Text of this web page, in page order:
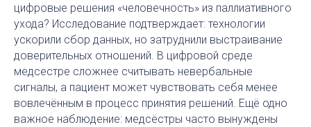
цифровые решения «человечность» из паллиативного
ухода? Исследование подтверждает: технологии
ускорили сбор данных, но затруднили выстраивание
доверительных отношений. В цифровой среде
медсестре сложнее считывать невербальные
сигналы, а пациент может чувствовать себя менее
вовлечённым в процесс принятия решений. Ещё одно
важное наблюдение: медсёстры часто вынуждены